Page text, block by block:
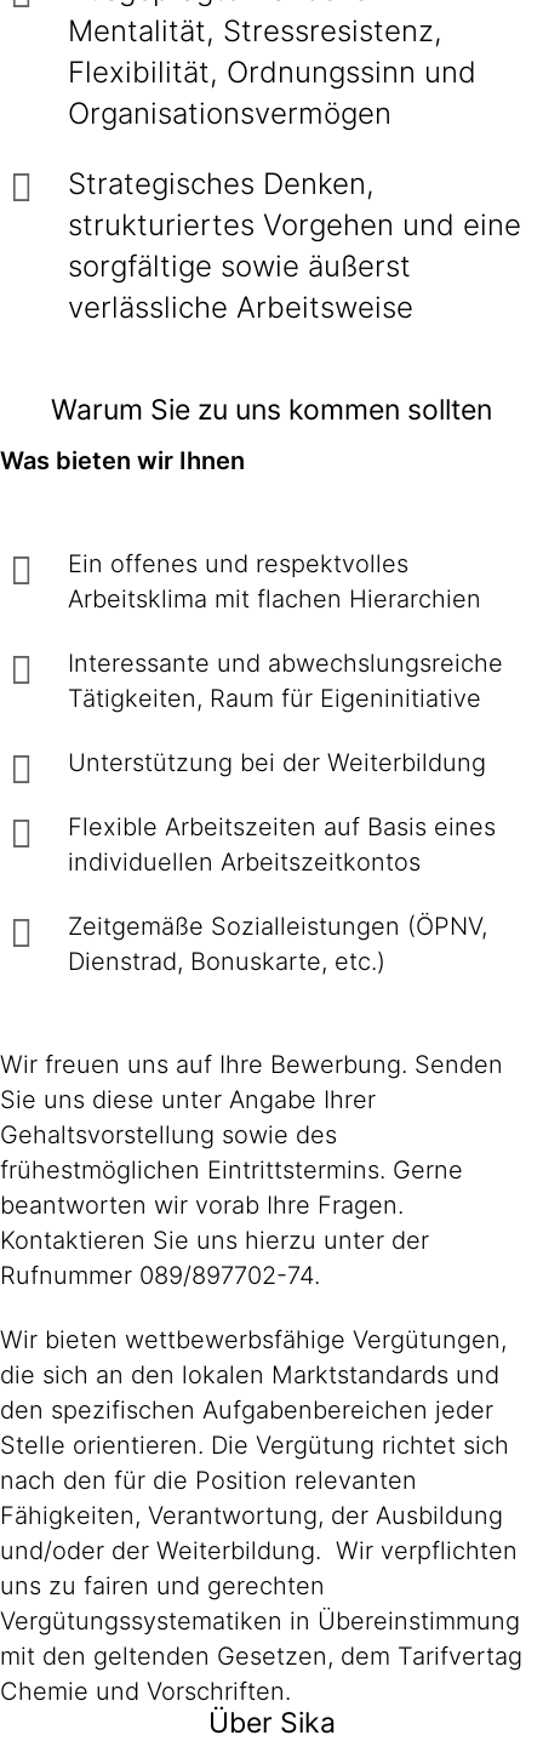
Mentalität, Stressresistenz,
Flexibilität, Ordnungssinn und
Organisationsvermögen
Strategisches Denken,
strukturiertes Vorgehen und eine
sorgfältige sowie äußerst
verlässliche Arbeitsweise
Warum Sie zu uns kommen sollten
Was bieten wir Ihnen
Ein offenes und respektvolles
Arbeitsklima mit flachen Hierarchien
Interessante und abwechslungsreiche
Tätigkeiten, Raum für Eigeninitiative
Unterstützung bei der Weiterbildung
Flexible Arbeitszeiten auf Basis eines
individuellen Arbeitszeitkontos
Zeitgemäße Sozialleistungen (ÖPNV,
Dienstrad, Bonuskarte, etc.)
Wir freuen uns auf Ihre Bewerbung. Senden
Sie uns diese unter Angabe Ihrer
Gehaltsvorstellung sowie des
frühestmöglichen Eintrittstermins. Gerne
beantworten wir vorab Ihre Fragen.
Kontaktieren Sie uns hierzu unter der
Rufnummer 089/897702-74.
Wir bieten wettbewerbsfähige Vergütungen,
die sich an den lokalen Marktstandards und
den spezifischen Aufgabenbereichen jeder
Stelle orientieren. Die Vergütung richtet sich
nach den für die Position relevanten
Fähigkeiten, Verantwortung, der Ausbildung
und/oder der Weiterbildung. Wir verpflichten
uns zu fairen und gerechten
Vergütungssystematiken in Übereinstimmung
mit den geltenden Gesetzen, dem Tarifvertag
Chemie und Vorschriften.
Über Sika